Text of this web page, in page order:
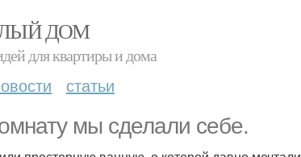
ДОМ
для квартиры и дома
статьи
мы сделали себе.